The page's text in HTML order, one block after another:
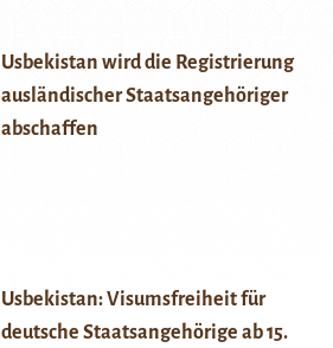
Usbekistan wird die Registrierung
ausländischer Staatsangehöriger
abschaffen
Usbekistan: Visumsfreiheit für
deutsche Staatsangehörige ab 15.